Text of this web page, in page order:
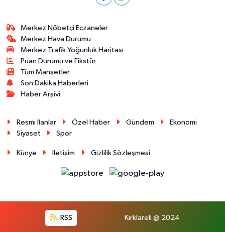
Merkez Nöbetçi Eczaneler
Merkez Hava Durumu
Merkez Trafik Yoğunluk Haritası
Puan Durumu ve Fikstür
Tüm Manşetler
Son Dakika Haberleri
Haber Arşivi
Resmi İlanlar Özel Haber Gündem
Ekonomi
Siyaset
Spor
Künye İletişim Gizlilik Sözleşmesi
RSS Kırklareli @ 2024